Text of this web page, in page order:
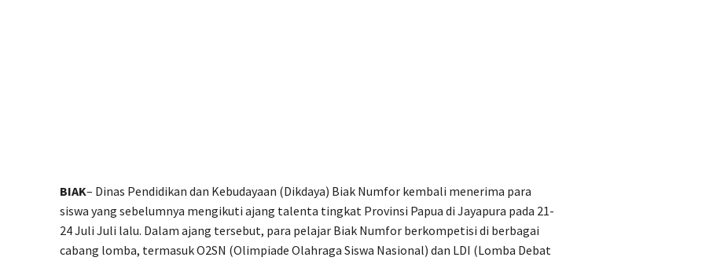
BIAK– Dinas Pendidikan dan Kebudayaan (Dikdaya) Biak Numfor kembali menerima para
siswa yang sebelumnya mengikuti ajang talenta tingkat Provinsi Papua di Jayapura pada 21-
24 Juli Juli lalu. Dalam ajang tersebut, para pelajar Biak Numfor berkompetisi di berbagai
cabang lomba, termasuk O2SN (Olimpiade Olahraga Siswa Nasional) dan LDI (Lomba Debat